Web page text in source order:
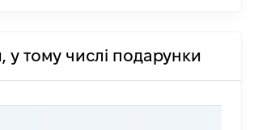
у тому числі подарунки